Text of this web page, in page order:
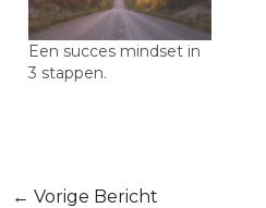
Een succes mindset in
3 stappen.
Bericht
← Vorige Bericht